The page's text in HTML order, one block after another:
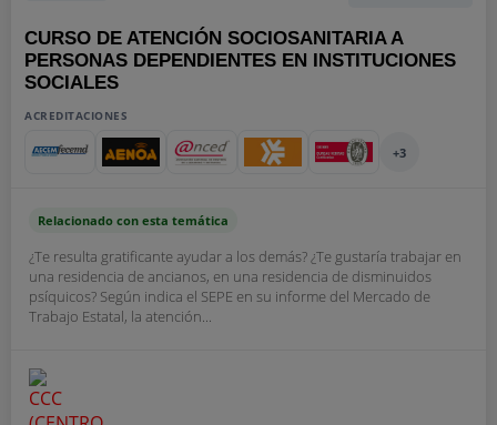
CURSO DE ATENCIÓN SOCIOSANITARIA A
PERSONAS DEPENDIENTES EN INSTITUCIONES
SOCIALES
ACREDITACIONES
+3
Relacionado con esta temática
¿Te resulta gratificante ayudar a los demás? ¿Te gustaría trabajar en
una residencia de ancianos, en una residencia de disminuidos
psíquicos? Según indica el SEPE en su informe del Mercado de
Trabajo Estatal, la atención...